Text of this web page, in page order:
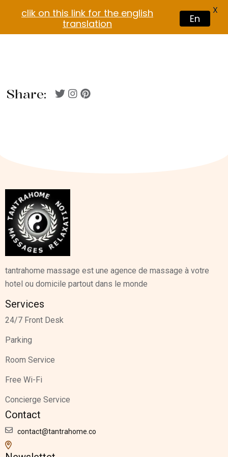
Share:
tantrahome massage est une agence de massage à votre
hotel ou domicile partout dans le monde
Services
24/7 Front Desk
Parking
Room Service
Free Wi-Fi
Concierge Service
Contact
contact@tantrahome.co
clik on this link for the english
translation
En
X